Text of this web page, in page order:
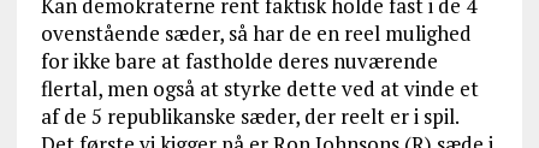
Kan demokraterne rent faktisk holde fast i de 4
ovenstående sæder, så har de en reel mulighed
for ikke bare at fastholde deres nuværende
flertal, men også at styrke dette ved at vinde et
af de 5 republikanske sæder, der reelt er i spil.